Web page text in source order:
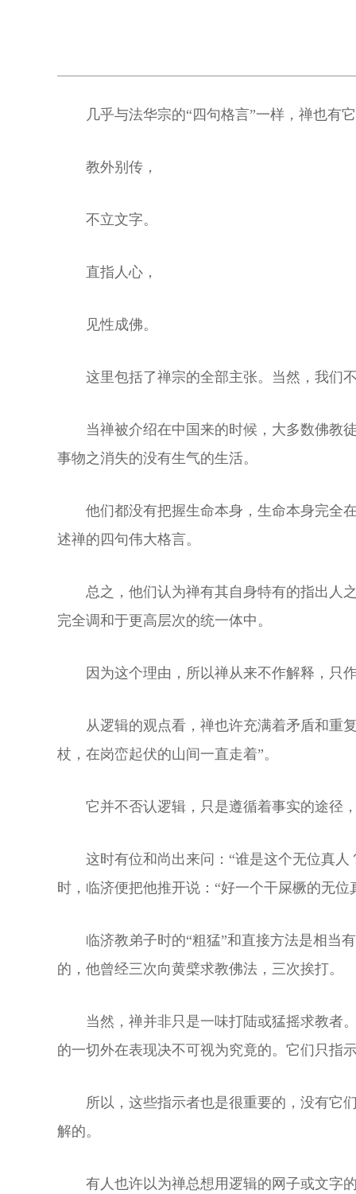
几乎与法华宗的“四句格言”一样，禅也有
教外别传，
不立文字。
直指人心，
见性成佛。
这里包括了禅宗的全部主张。当然，我们
当禅被介绍在中国来的时候，大多数佛教
事物之消失的没有生气的生活。
他们都没有把握生命本身，生命本身完全
述禅的四句伟大格言。
总之，他们认为禅有其自身特有的指出人
完全调和于更高层次的统一体中。
因为这个理由，所以禅从来不作解释，只
从逻辑的观点看，禅也许充满着矛盾和重
杖，在岗峦起伏的山间一直走着”。
它并不否认逻辑，只是遵循着事实的途径
这时有位和尚出来问：“谁是这个无位真
时，临济便把他推开说：“好一个干屎橛的无
临济教弟子时的“粗猛”和直接方法是相当
的，他曾经三次向黄檗求教佛法，三次挨打。
当然，禅并非只是一味打陆或猛摇求教者
的一切外在表现决不可视为究竟的。它们只指
所以，这些指示者也是很重要的，没有它
解的。
有人也许以为禅总想用逻辑的网子或文字